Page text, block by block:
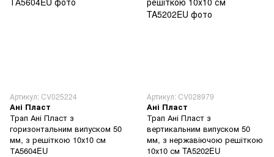
Артикул: CV025224
Ані Пласт
Трап Ані Пласт з
горизонтальним випуском 50
мм, з решіткою 10х10 см
ТА5604EU
Артикул: CV028979
Ані Пласт
Трап Ані Пласт з
вертикальним випуском 50
мм, з нержавіючою решіткою
10х10 см TA5202EU